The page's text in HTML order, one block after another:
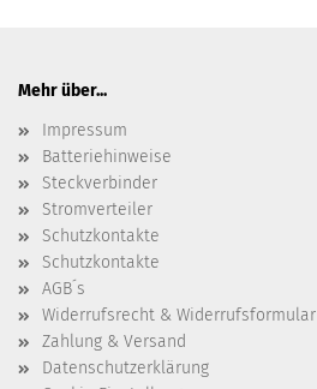
Mehr über...
Impressum
Batteriehinweise
Steckverbinder
Stromverteiler
Schutzkontakte
Schutzkontakte
AGB´s
Widerrufsrecht & Widerrufsformular
Zahlung & Versand
Datenschutzerklärung